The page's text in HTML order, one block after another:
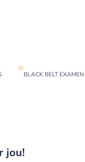
BLACK BELT EXAMEN
jou!